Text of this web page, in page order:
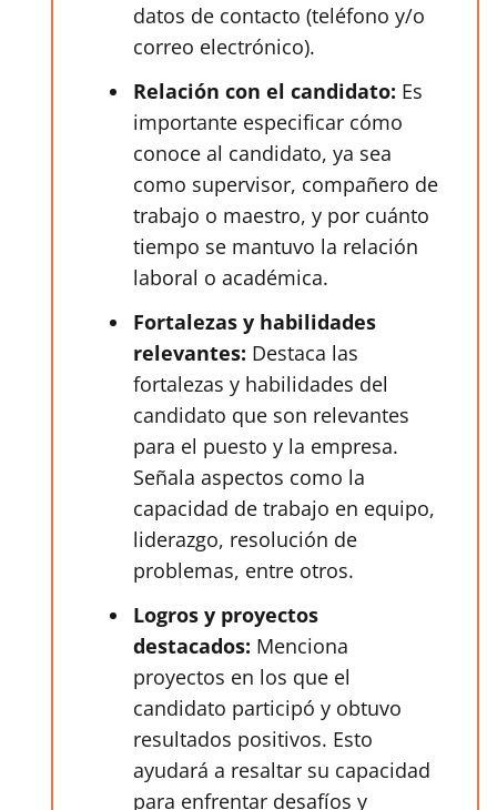
datos de contacto (teléfono y/o
correo electrónico).
Relación con el candidato: Es
importante especificar cómo
conoce al candidato, ya sea
como supervisor, compañero de
trabajo o maestro, y por cuánto
tiempo se mantuvo la relación
laboral o académica.
Fortalezas y habilidades
relevantes: Destaca las
fortalezas y habilidades del
candidato que son relevantes
para el puesto y la empresa.
Señala aspectos como la
capacidad de trabajo en equipo,
liderazgo, resolución de
problemas, entre otros.
Logros y proyectos
destacados: Menciona
proyectos en los que el
candidato participó y obtuvo
resultados positivos. Esto
ayudará a resaltar su capacidad
para enfrentar desafíos y